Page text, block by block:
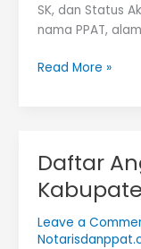
SK, dan Status
nama PPAT,
Daftar
Read More »
Daftar
Leave a